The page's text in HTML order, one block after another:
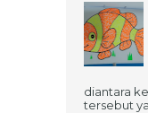
diantara
tersebut